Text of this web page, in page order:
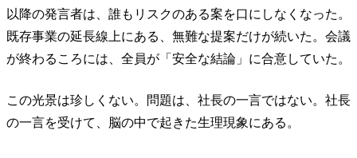
以降の発言者は、誰もリスクのある案を口にしなくなった。
既存事業の延長線上にある、無難な提案だけが続いた。会議
が終わるころには、全員が「安全な結論」に合意していた。
この光景は珍しくない。問題は、社長の一言ではない。社長
の一言を受けて、脳の中で起きた生理現象にある。